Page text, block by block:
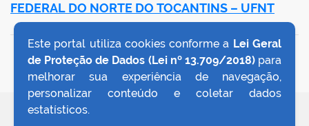
FEDERAL DO NORTE DO TOCANTINS – UFNT
VOLTAR AO TOPO
Este portal utiliza cookies conforme a Lei Geral
de Proteção de Dados (Lei nº 13.709/2018)para
melhorar sua experiência de navegação,
personalizar conteúdo e coletar dados
estatísticos.